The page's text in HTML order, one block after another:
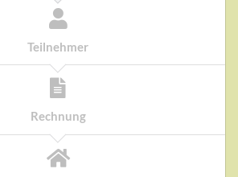
Teilnehmer
Rechnung